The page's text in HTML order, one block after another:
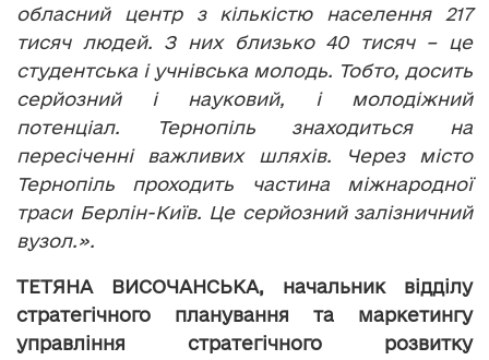
обласний центр з кількістю населення 217
тисяч людей. З них близько 40 тисяч – це
студентська і учнівська молодь. Тобто, досить
серйозний і науковий, і молодіжний
потенціал. Тернопіль знаходиться на
пересіченні важливих шляхів. Через місто
Тернопіль проходить частина міжнародної
траси Берлін-Київ. Це серйозний залізничний
вузол.».
ТЕТЯНА ВИСОЧАНСЬКА, начальник відділу
стратегічного планування та маркетингу
управління стратегічного розвитку